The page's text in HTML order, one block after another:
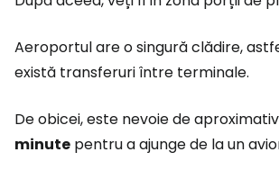
Aeroportul are o singură clădire,
există transferuri între terminale.
De obicei, este nevoie de aproximativ
minute pentru a ajunge de la un